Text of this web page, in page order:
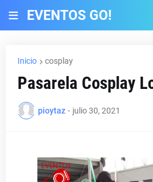
EVENTOS GO!
Inicio cosplay
Pasarela Cosplay
pioytaz - julio 30, 2021